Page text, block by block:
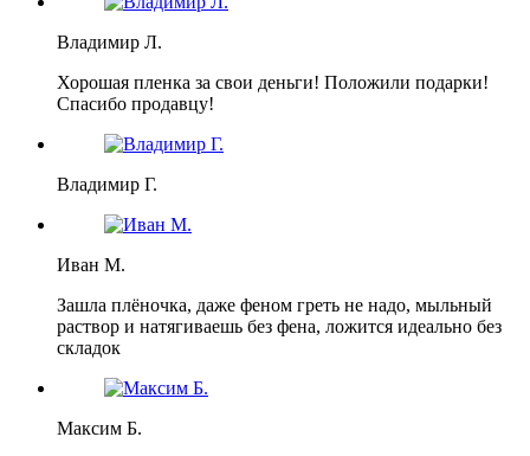
Владимир Л.
Хорошая пленка за свои деньги! Положили подарки!
Спасибо продавцу!
Владимир Г.
Иван М.
Зашла плёночка, даже феном греть не надо, мыльный
раствор и натягиваешь без фена, ложится идеально без
складок
Максим Б.